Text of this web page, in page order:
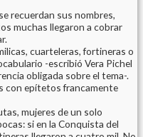
recuerdan sus nombres,
muchas llegaron a cobrar
cuarteleras, fortineras o
-escribió Vera Pichel
obligada sobre el tema-.
con epítetos francamente
mujeres de un solo
si en la Conquista del